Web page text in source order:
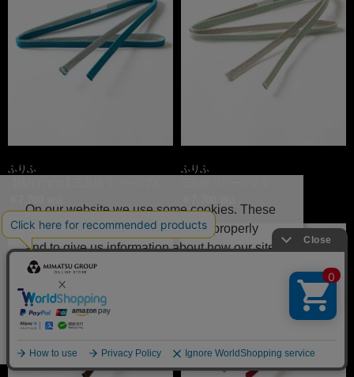
ふりふ
ふりふ
On our website we use some cookies. These
are necessary for our site to work properly
and to give us information about how our site
is used.
Deny